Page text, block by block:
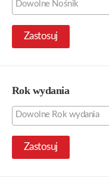
Zastosuj
Rok wydania
Zastosuj